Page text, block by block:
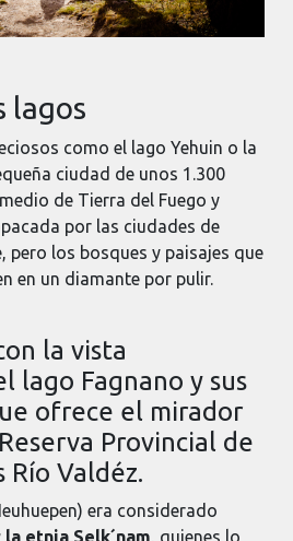
lagos
como el lago Yehuin o la
ciudad de unos 1.300
de Tierra del Fuego y
por las ciudades de
pero los bosques y paisajes que
en un diamante por pulir.
la vista
lago Fagnano y sus
ofrece el mirador
Provincial de
Río Valdéz.
era considerado
etnia Selk´nam, quienes lo